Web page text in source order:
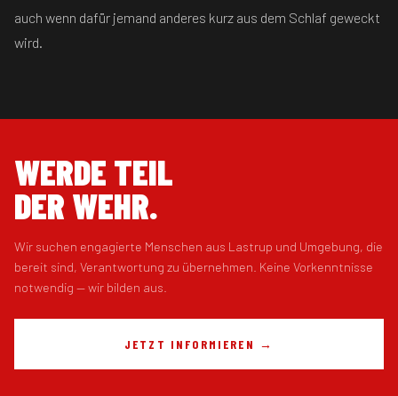
auch wenn dafür jemand anderes kurz aus dem Schlaf geweckt
wird.
WERDE TEIL
DER WEHR.
Wir suchen engagierte Menschen aus Lastrup und Umgebung, die
bereit sind, Verantwortung zu übernehmen. Keine Vorkenntnisse
notwendig — wir bilden aus.
JETZT INFORMIEREN →